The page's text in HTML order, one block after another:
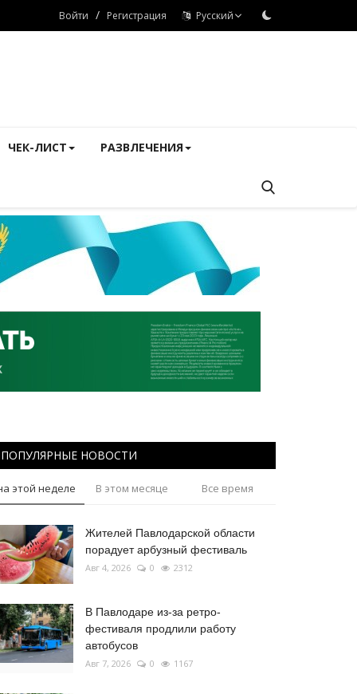
Войти / Регистрация Русский
ЧЕК-ЛИСТ РАЗВЛЕЧЕНИЯ
ПОПУЛЯРНЫЕ НОВОСТИ
этой неделе В этом месяце Все время
Жителей Павлодарской области
порадует арбузный фестиваль
Авг 4, 2026 0 2312
В Павлодаре из-за ретро-
фестиваля продлили работу
автобусов
Авг 7, 2026 0 1167